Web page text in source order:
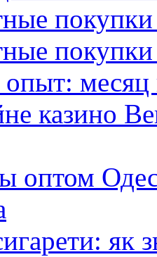
покупки
месяц
казино
оптом
як